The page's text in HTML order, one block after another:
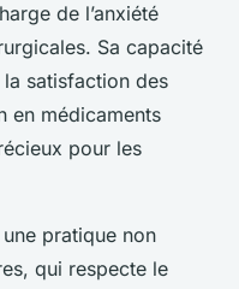
de l’anxiété
Sa capacité
la satisfaction des
en médicaments
pour les
pratique non
qui respecte le